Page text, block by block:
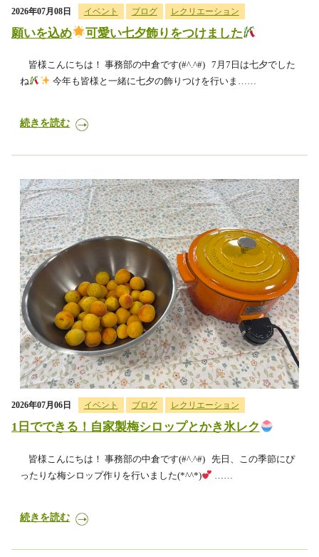
2026年07月08日 イベント ブログ レクリエーション
願いを込め 可愛い七夕飾りをつけました
皆様こんにちは！ 事務部の中倉です(#^.^#) 7月7日は七夕でした
ね
今年も皆様と一緒に七夕の飾りつけを行いま……
続きを読む
2026年07月06日 イベント ブログ レクリエーション
1日でできる！自家製梅シロップとかき氷レク
皆様こんにちは！ 事務部の中倉です(#^.^#) 先日、この季節にぴ
ったりな梅シロップ作りを行いました(*^^*)
続きを読む